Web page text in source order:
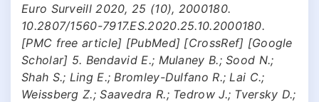
Euro Surveill 2020, 25 (10), 2000180.
10.2807/1560-7917.ES.2020.25.10.2000180.
[PMC free article] [PubMed] [CrossRef] [Google
Scholar] 5. Bendavid E.; Mulaney B.; Sood N.;
Shah S.; Ling E.; Bromley-Dulfano R.; Lai C.;
Weissberg Z.; Saavedra R.; Tedrow J.; Tversky D.;